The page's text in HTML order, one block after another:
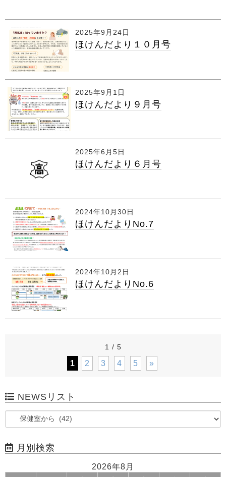
2025年9月24日
ほけんだより１０月号
2025年9月1日
ほけんだより９月号
2025年6月5日
ほけんだより６月号
2024年10月30日
ほけんだよりNo.7
2024年10月2日
ほけんだよりNo.6
1 / 5
1 2 3 4 5 »
NEWSリスト
月別検索
2026年8月